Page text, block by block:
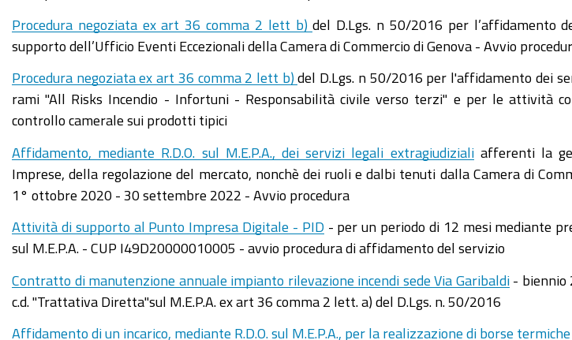
Procedura negoziata ex art 36 comma 2 lett b)del D.Lgs. n 50/2016 per l’affidamento
supporto dell’Ufficio Eventi Eccezionali della Camera di Commercio di Genova - Avvio
Procedura negoziata ex art 36 comma 2 lett b)del D.Lgs. n 50/2016 per l'affidamento dei
rami "All Risks Incendio - Infortuni - Responsabilità civile verso terzi" e per le attività
controllo camerale sui prodotti tipici
Affidamento, mediante R.D.O. sul M.E.P.A., dei servizi legali extragiudizialiafferenti la
Imprese, della regolazione del mercato, nonchè dei ruoli e dalbi tenuti dalla Camera di
1° ottobre 2020 - 30 settembre 2022 - Avvio procedura
Attività di supporto al Punto Impresa Digitale - PID - per un periodo di 12 mesi mediante
sul M.E.P.A. - CUP I49D20000010005 - avvio procedura di affidamento del servizio
Contratto di manutenzione annuale impianto rilevazione incendi sede Via Garibaldi- biennio
c.d. "Trattativa Diretta"sul M.E.P.A. ex art 36 comma 2 lett. a) del D.Lgs. n. 50/2016
Affidamento di un incarico, mediante R.D.O. sul M.E.P.A., per la realizzazione di borse